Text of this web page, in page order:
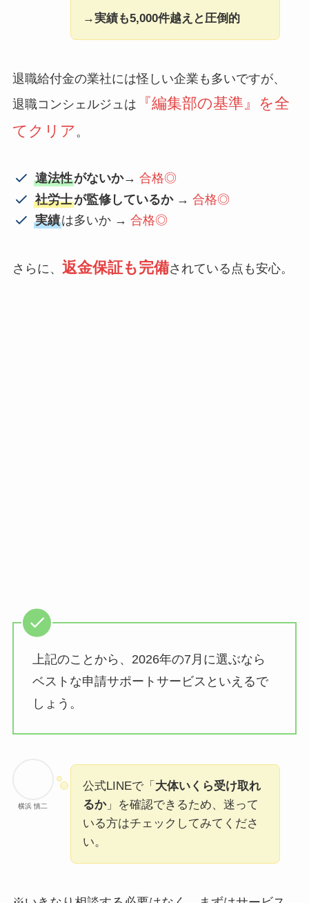
→実績も5,000件越えと圧倒的
退職給付金の業社には怪しい企業も多いですが、
退職コンシェルジュは
『編集部の基準』を全
てクリア 。
違法性がないか→合格◎
社労士が監修しているか→合格◎
実績は多いか →合格◎
さらに、 返金保証も完備されている点も安心。
上記のことから、2026年の7月に選ぶなら
ベストな申請サポートサービスといえるで
しょう。
横浜 慎二
公式LINEで「 大体いくら受け取れ
るか」を確認できるため、迷って
いる方はチェックしてみてくださ
い。